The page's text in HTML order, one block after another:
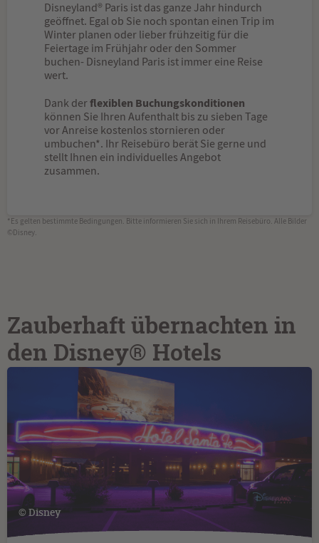
Disneyland® Paris ist das ganze Jahr hindurch
geöffnet. Egal ob Sie noch spontan einen Trip im
Winter planen oder lieber frühzeitig für die
Feiertage im Frühjahr oder den Sommer
buchen- Disneyland Paris ist immer eine Reise
wert.
Dank derflexiblen Buchungskonditionen
können Sie Ihren Aufenthalt bis zu sieben Tage
vor Anreise kostenlos stornieren oder
umbuchen*. Ihr Reisebüro berät Sie gerne und
stellt Ihnen ein individuelles Angebot
zusammen.
*Es gelten bestimmte Bedingungen. Bitte informieren Sie sich in Ihrem Reisebüro. Alle Bilder
©Disney.
Zauberhaft übernachten in
den Disney® Hotels
© Disney